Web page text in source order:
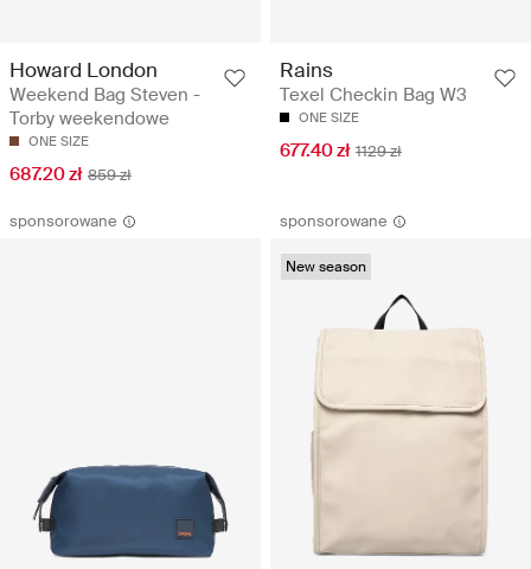
Howard London
Weekend Bag Steven -
Torby weekendowe
ONE SIZE
687.20 zł 859 zł
Rains
Texel Checkin Bag W3
ONE SIZE
677.40 zł 1129 zł
sponsorowane sponsorowane
New season